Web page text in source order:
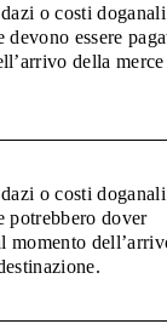
o costi doganali
devono essere
della merce
o costi doganali
potrebbero dover
momento